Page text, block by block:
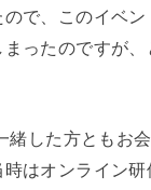
で、このイベ
ったのですが
緒した方ともお
はオンライン